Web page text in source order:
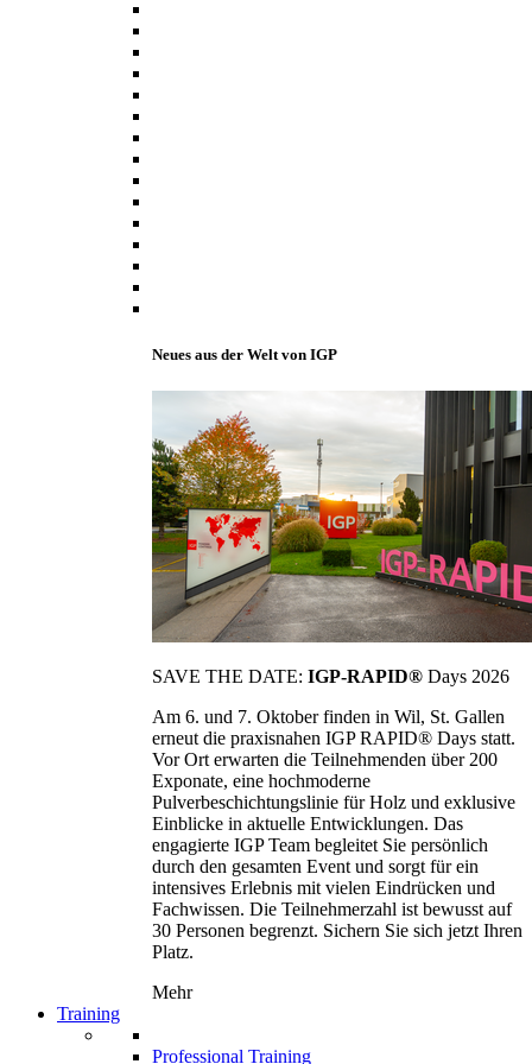
Neues aus der Welt von IGP
SAVE THE DATE: IGP-RAPID® Days 2026
Am 6. und 7. Oktober finden in Wil, St. Gallen
erneut die praxisnahen IGP RAPID® Days statt.
Vor Ort erwarten die Teilnehmenden über 200
Exponate, eine hochmoderne
Pulverbeschichtungslinie für Holz und exklusive
Einblicke in aktuelle Entwicklungen. Das
engagierte IGP Team begleitet Sie persönlich
durch den gesamten Event und sorgt für ein
intensives Erlebnis mit vielen Eindrücken und
Fachwissen. Die Teilnehmerzahl ist bewusst auf
30 Personen begrenzt. Sichern Sie sich jetzt Ihren
Platz.
Mehr
Training
Professional Training